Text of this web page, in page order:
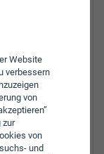
Website
verbessern
von
zur
von
und